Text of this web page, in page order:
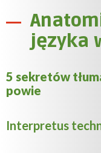
języka
5 sekretów
powie
Interpretus